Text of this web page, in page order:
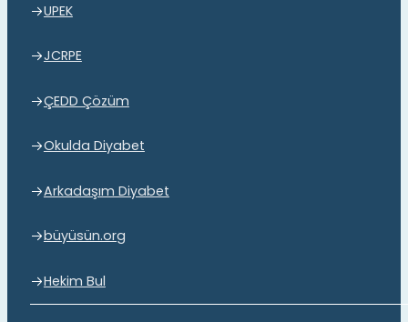
UPEK
JCRPE
ÇEDD Çözüm
Okulda Diyabet
Arkadaşım Diyabet
büyüsün.org
Hekim Bul